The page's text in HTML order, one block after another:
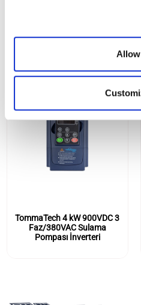
TommaTech 4 kW 900VDC 3
Faz/380VAC Sulama
Pompası İnverteri